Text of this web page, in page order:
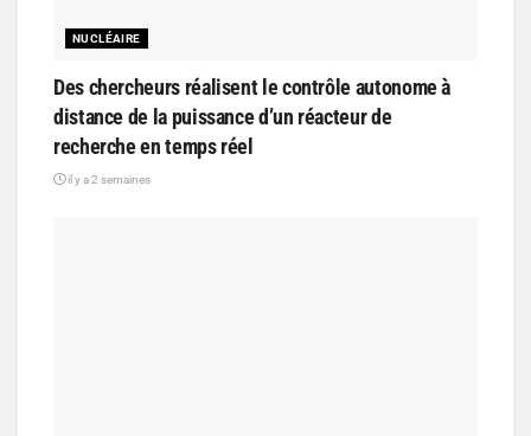
NUCLÉAIRE
Des chercheurs réalisent le contrôle autonome à
distance de la puissance d’un réacteur de
recherche en temps réel
il y a 2 semaines